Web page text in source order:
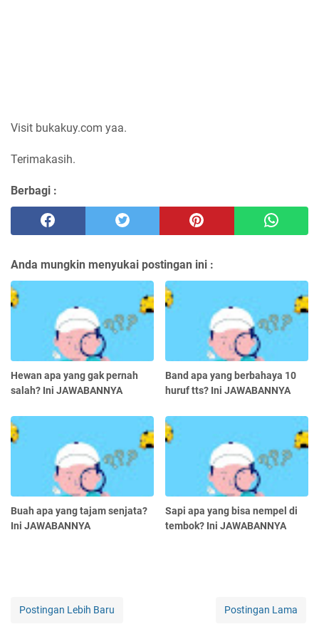
Visit bukakuy.com yaa.
Terimakasih.
Berbagi :
Anda mungkin menyukai postingan ini :
Hewan apa yang gak pernah
salah? Ini JAWABANNYA
Band apa yang berbahaya 10
huruf tts? Ini JAWABANNYA
Buah apa yang tajam senjata?
Ini JAWABANNYA
Sapi apa yang bisa nempel di
tembok? Ini JAWABANNYA
Postingan Lebih Baru Postingan Lama